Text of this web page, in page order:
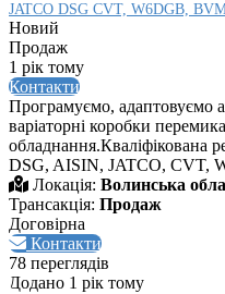
JATCO DSG CVT, W6DGB,
Новий
Продаж
1 рік тому
Контакти
Програмуємо, адаптовуємо
варіаторні коробки
обладнання.Кваліфікована
DSG, AISIN, JATCO, CVT,
Локація: Волинська
Трансакція: Продаж
Договірна
Контакти
78 переглядів
Додано 1 рік тому